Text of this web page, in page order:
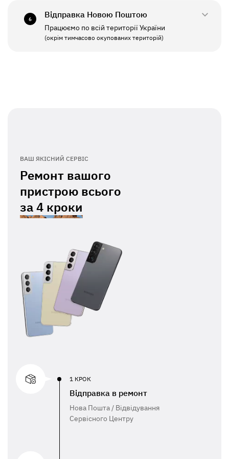
ПН - ПТ
СБ - НД
11:00 - 19:00
6 Відправка Новою Поштою
Працюємо по всій території України
(окрім тимчасово окупованих територій)
ВАШ ЯКІСНИЙ СЕРВІС
Ремонт вашого
пристрою всього
за4 кроки
1 КРОК
Відправка в ремонт
Нова Пошта / Відвідування
Сервісного Центру